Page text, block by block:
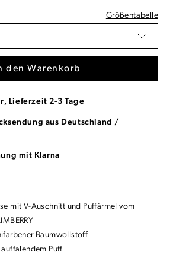
Größentabelle
den Warenkorb
Lieferzeit 2-3 Tage
aus Deutschland /
mit Klarna
mit V-Auschnitt und Puffärmel vom
Baumwollstoff
Puff